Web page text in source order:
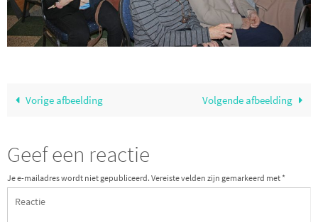
Vorige afbeelding Volgende afbeelding
Geef een reactie
Je e-mailadres wordt niet gepubliceerd. Vereiste velden zijn gemarkeerd met *